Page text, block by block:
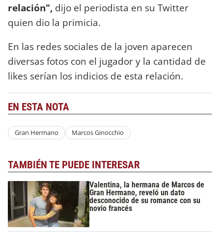
relación", dijo el periodista en su Twitter
quien dio la primicia.
En las redes sociales de la joven aparecen
diversas fotos con el jugador y la cantidad de
likes serían los indicios de esta relación.
EN ESTA NOTA
Gran Hermano Marcos Ginocchio
TAMBIÉN TE PUEDE INTERESAR
Valentina, la hermana de Marcos de
Gran Hermano, reveló un dato
desconocido de su romance con su
novio francés